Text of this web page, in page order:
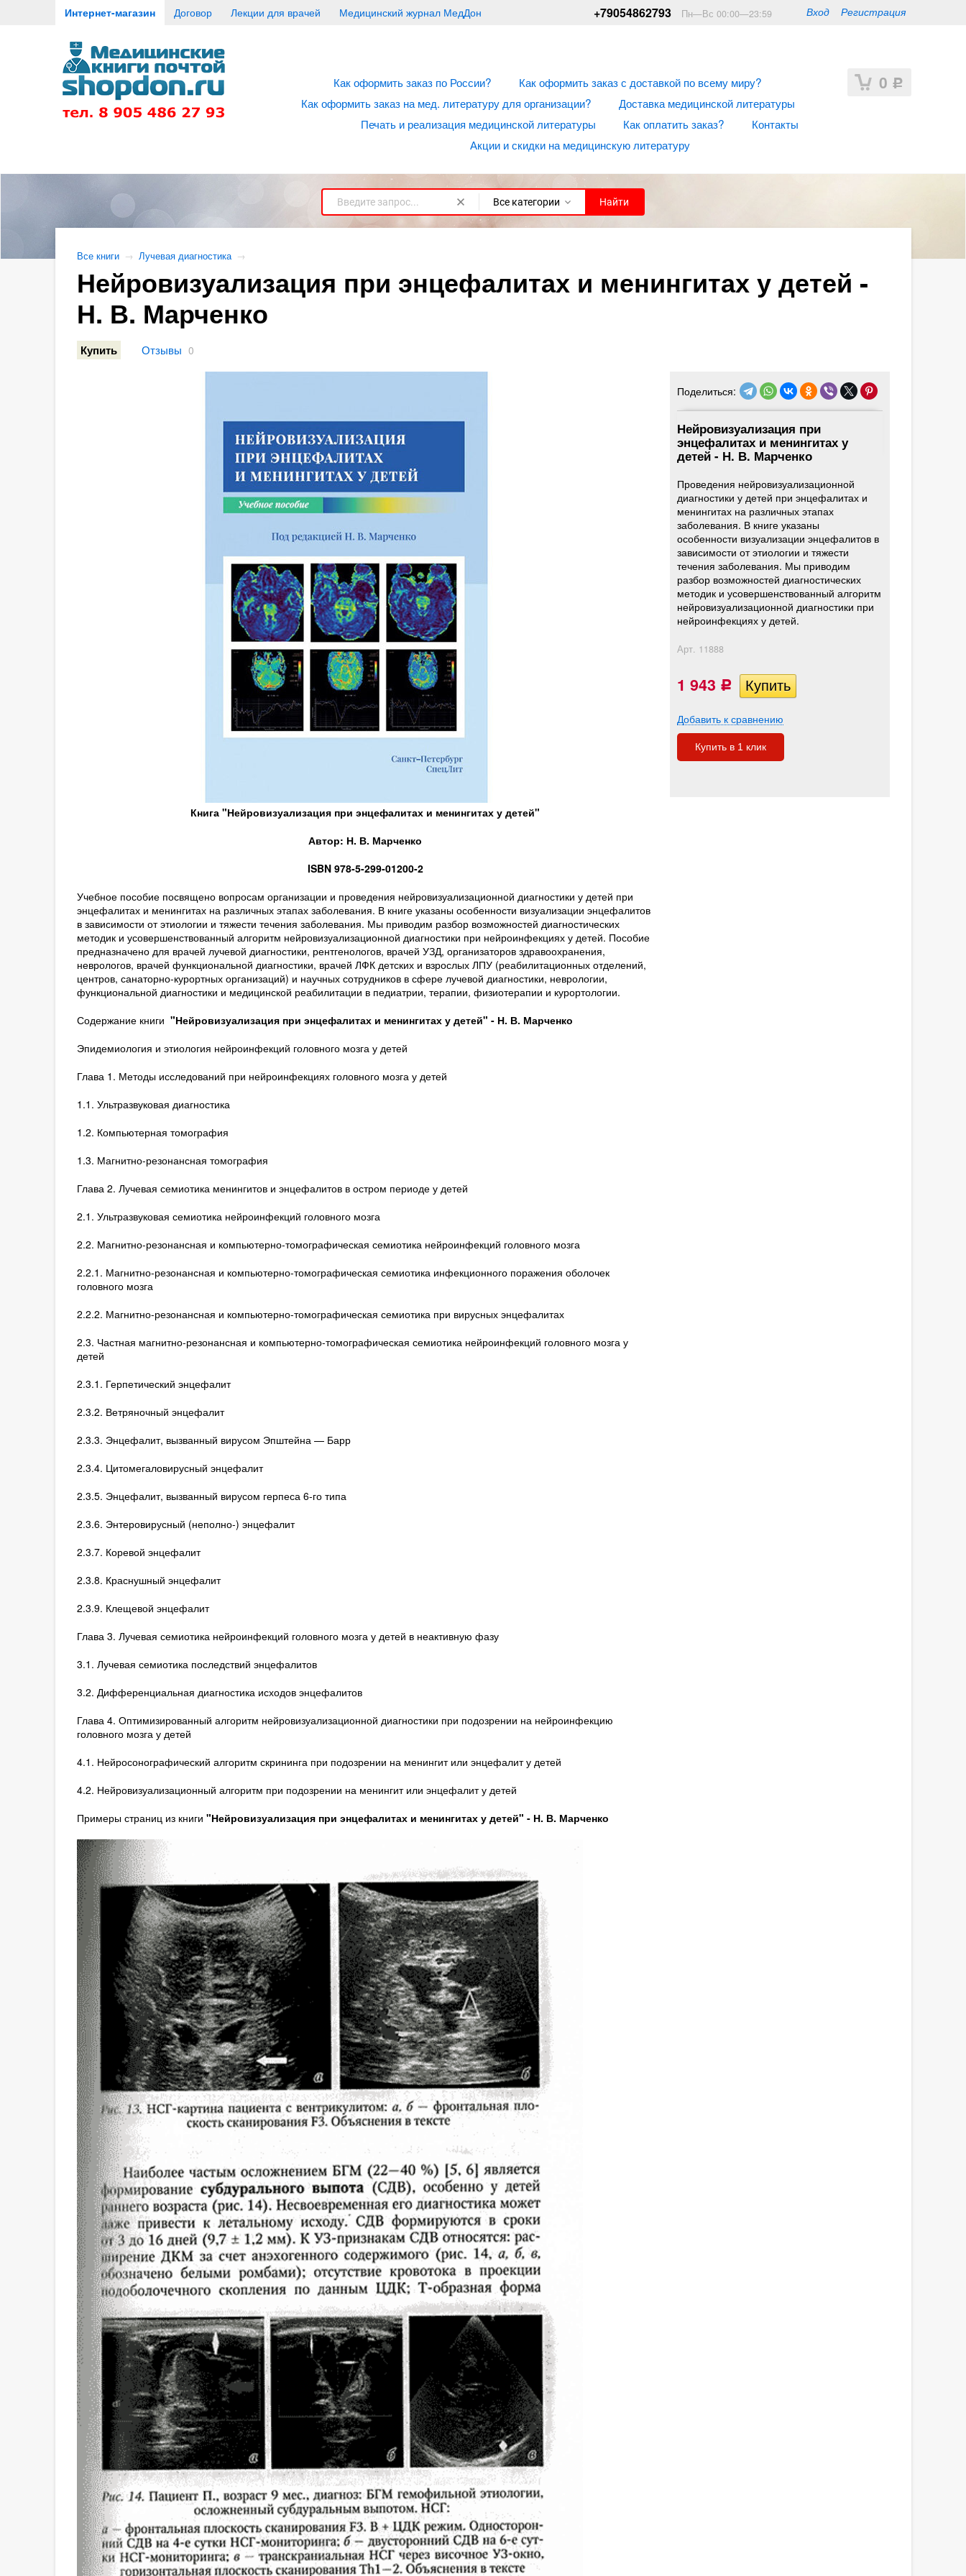
Интернет-магазин Договор Лекции для врачей Медицинский журнал МедДон Вход Регистрация
+79054862793 Пн—Вс 00:00—23:59
0 Р
Как оформить заказ по России?
Как оформить заказ с доставкой по всему миру?
Как оформить заказ на мед. литературу для организации?
Доставка медицинской литературы
Печать и реализация медицинской литературы
Как оплатить заказ?
Контакты
Акции и скидки на медицинскую литературу
Все категории Найти
Все книги → Лучевая диагностика →
Нейровизуализация при энцефалитах и менингитах у детей -
Н. В. Марченко
Купить Отзывы 0
Поделиться:
Нейровизуализация при
энцефалитах и менингитах у
детей - Н. В. Марченко
Проведения нейровизуализационной
диагностики у детей при энцефалитах и
менингитах на различных этапах
заболевания. В книге указаны
особенности визуализации энцефалитов в
зависимости от этиологии и тяжести
течения заболевания. Мы приводим
разбор возможностей диагностических
методик и усовершенствованный алгоритм
нейровизуализационной диагностики при
нейроинфекциях у детей.
Арт. 11888
1 943 Р
Добавить к сравнению
Купить в 1 клик
Книга "Нейровизуализация при энцефалитах и менингитах у детей"
Автор: Н. В. Марченко
ISBN 978-5-299-01200-2
Учебное пособие посвящено вопросам организации и проведения нейровизуализационной диагностики у детей при
энцефалитах и менингитах на различных этапах заболевания. В книге указаны особенности визуализации энцефалитов
в зависимости от этиологии и тяжести течения заболевания. Мы приводим разбор возможностей диагностических
методик и усовершенствованный алгоритм нейровизуализационной диагностики при нейроинфекциях у детей. Пособие
предназначено для врачей лучевой диагностики, рентгенологов, врачей УЗД, организаторов здравоохранения,
неврологов, врачей функциональной диагностики, врачей ЛФК детских и взрослых ЛПУ (реабилитационных отделений,
центров, санаторно-курортных организаций) и научных сотрудников в сфере лучевой диагностики, неврологии,
функциональной диагностики и медицинской реабилитации в педиатрии, терапии, физиотерапии и курортологии.
Содержание книги "Нейровизуализация при энцефалитах и менингитах у детей" - Н. В. Марченко
Эпидемиология и этиология нейроинфекций головного мозга у детей
Глава 1. Методы исследований при нейроинфекциях головного мозга у детей
1.1. Ультразвуковая диагностика
1.2. Компьютерная томография
1.3. Магнитно-резонансная томография
Глава 2. Лучевая семиотика менингитов и энцефалитов в остром периоде у детей
2.1. Ультразвуковая семиотика нейроинфекций головного мозга
2.2. Магнитно-резонансная и компьютерно-томографическая семиотика нейроинфекций головного мозга
2.2.1. Магнитно-резонансная и компьютерно-томографическая семиотика инфекционного поражения оболочек
головного мозга
2.2.2. Магнитно-резонансная и компьютерно-томографическая семиотика при вирусных энцефалитах
2.3. Частная магнитно-резонансная и компьютерно-томографическая семиотика нейроинфекций головного мозга у
детей
2.3.1. Герпетический энцефалит
2.3.2. Ветряночный энцефалит
2.3.3. Энцефалит, вызванный вирусом Эпштейна — Барр
2.3.4. Цитомегаловирусный энцефалит
2.3.5. Энцефалит, вызванный вирусом герпеса 6-го типа
2.3.6. Энтеровирусный (неполно-) энцефалит
2.3.7. Коревой энцефалит
2.3.8. Краснушный энцефалит
2.3.9. Клещевой энцефалит
Глава 3. Лучевая семиотика нейроинфекций головного мозга у детей в неактивную фазу
3.1. Лучевая семиотика последствий энцефалитов
3.2. Дифференциальная диагностика исходов энцефалитов
Глава 4. Оптимизированный алгоритм нейровизуализационной диагностики при подозрении на нейроинфекцию
головного мозга у детей
4.1. Нейросонографический алгоритм скрининга при подозрении на менингит или энцефалит у детей
4.2. Нейровизуализационный алгоритм при подозрении на менингит или энцефалит у детей
Примеры страниц из книги "Нейровизуализация при энцефалитах и менингитах у детей" - Н. В. Марченко